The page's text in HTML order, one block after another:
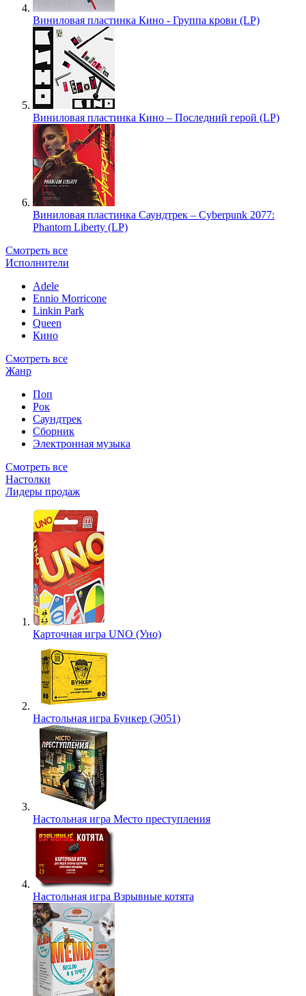
Виниловая пластинка Кино - Группа крови (LP)
Виниловая пластинка Кино – Последний герой (LP)
Виниловая пластинка Саундтрек – Cyberpunk 2077:
Phantom Liberty (LP)
Смотреть все
Исполнители
Adele
Ennio Morricone
Linkin Park
Queen
Кино
Смотреть все
Жанр
Поп
Рок
Саундтрек
Сборник
Электронная музыка
Смотреть все
Настолки
Лидеры продаж
Карточная игра UNO (Уно)
Настольная игра Бункер (Э051)
Настольная игра Место преступления
Настольная игра Взрывные котята